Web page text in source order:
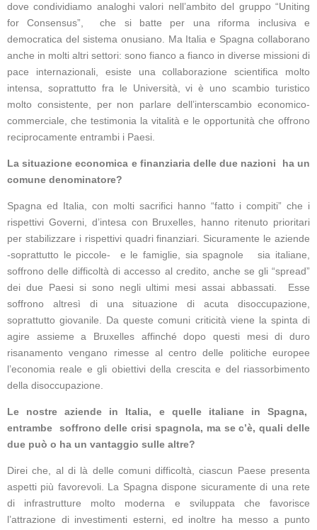
dove condividiamo analoghi valori nell’ambito del gruppo “Uniting
for Consensus”, che si batte per una riforma inclusiva e
democratica del sistema onusiano. Ma Italia e Spagna collaborano
anche in molti altri settori: sono fianco a fianco in diverse missioni di
pace internazionali, esiste una collaborazione scientifica molto
intensa, soprattutto fra le Università, vi è uno scambio turistico
molto consistente, per non parlare dell’interscambio economico-
commerciale, che testimonia la vitalità e le opportunità che offrono
reciprocamente entrambi i Paesi.
La situazione economica e finanziaria delle due nazioni ha un
comune denominatore?
Spagna ed Italia, con molti sacrifici hanno “fatto i compiti” che i
rispettivi Governi, d’intesa con Bruxelles, hanno ritenuto prioritari
per stabilizzare i rispettivi quadri finanziari. Sicuramente le aziende
-soprattutto le piccole- e le famiglie, sia spagnole sia italiane,
soffrono delle difficoltà di accesso al credito, anche se gli “spread”
dei due Paesi si sono negli ultimi mesi assai abbassati. Esse
soffrono altresì di una situazione di acuta disoccupazione,
soprattutto giovanile. Da queste comuni criticità viene la spinta di
agire assieme a Bruxelles affinché dopo questi mesi di duro
risanamento vengano rimesse al centro delle politiche europee
l’economia reale e gli obiettivi della crescita e del riassorbimento
della disoccupazione.
Le nostre aziende in Italia, e quelle italiane in Spagna,
entrambe soffrono delle crisi spagnola, ma se c’è, quali delle
due può o ha un vantaggio sulle altre?
Direi che, al di là delle comuni difficoltà, ciascun Paese presenta
aspetti più favorevoli. La Spagna dispone sicuramente di una rete
di infrastrutture molto moderna e sviluppata che favorisce
l’attrazione di investimenti esterni, ed inoltre ha messo a punto